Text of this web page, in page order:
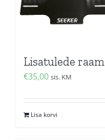
Lisatulede raam
€35,00 sis. KM
Lisa korvi